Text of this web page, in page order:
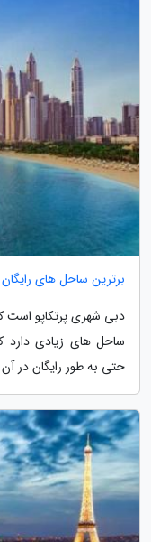
برترین ساحل های
دبی شهری پرتکاپو است
ساحل های زیادی دارد
حتی به طور رایگان در